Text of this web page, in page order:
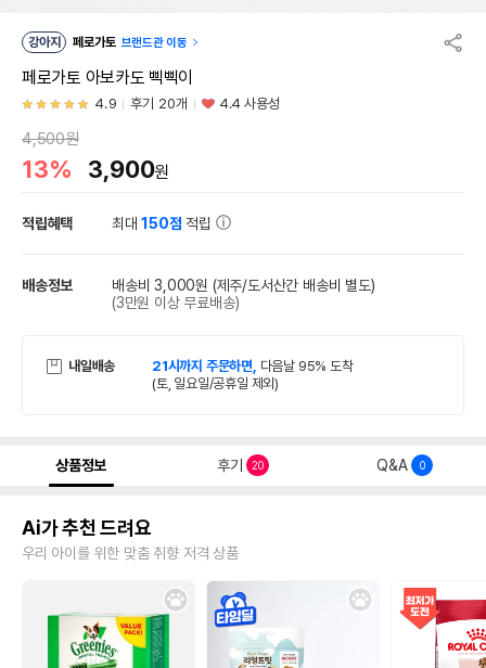
강아지 페로가토 브랜드관 이동
페로가토 아보카도 삑삑이
4.9 후기 20개 4.4 사용성
4,500원
13% 3,900원
적립혜택 최대150점 적립
배송정보 배송비 3,000원 (제주/도서산간 배송비 별도)
(3만원 이상 무료배송)
내일배송 21시까지 주문하면, 다음날 95% 도착
(토, 일요일/공휴일 제외)
상품정보 후기 20 Q&A 0
Ai가 추천 드려요
우리 아이를 위한 맞춤 취향 저격 상품